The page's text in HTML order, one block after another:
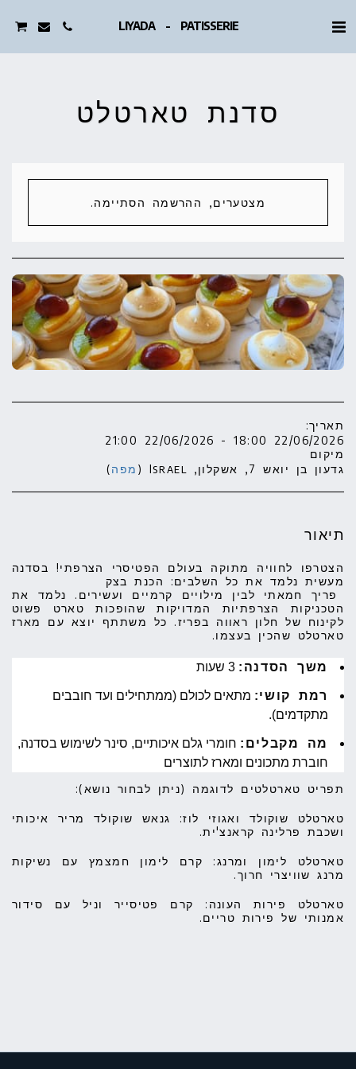
LIYADA - PATISSERIE
סדנת טארטלט
מצטערים, ההרשמה הסתיימה.
תאריך:
22/06/2026 18:00 - 22/06/2026 21:00
מיקום
גדעון בן יואש 7, אשקלון, Israel (
מפה)
תיאור
הצטרפו לחוויה מתוקה בעולם הפטיסרי הצרפתי! בסדנה
מעשית נלמד את כל השלבים: הכנת בצק
פריך חמאתי לבין מילויים קרמיים ועשירים. נלמד את
הטכניקות הצרפתיות המדויקות שהופכות טארט פשוט
לקינוח של חלון ראווה בפריז. כל משתתף יוצא עם מארז
טארטלט שהכין בעצמו.
משך הסדנה:
רמת קושי: מתאים לכולם (ממתחילים ועד חובבים
מתקדמים).
מה מקבלים: חומרי גלם איכותיים, סינר לשימוש בסדנה,
חוברת מתכונים ומארז לתוצרים
תפריט טארטלטים לדוגמה (ניתן לבחור נושא):
טארטלט שוקולד ואגוזי לוז: גנאש שוקולד מריר איכותי
ושכבת פרלינה קראנצ'ית.
טארטלט לימון ומרנג: קרם לימון חמצמץ עם נשיקות
מרנג שוויצרי חרוך.
טארטלט פירות העונה: קרם פטיסייר וניל עם סידור
אמנותי של פירות טריים.